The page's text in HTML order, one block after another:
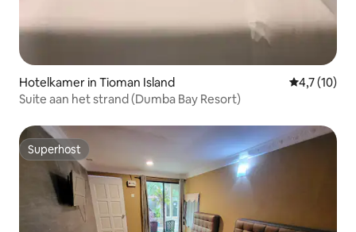
Hotelkamer in Tioman Island
4,7 (10)
Suite aan het strand (Dumba Bay Resort)
Superhost
Superhost